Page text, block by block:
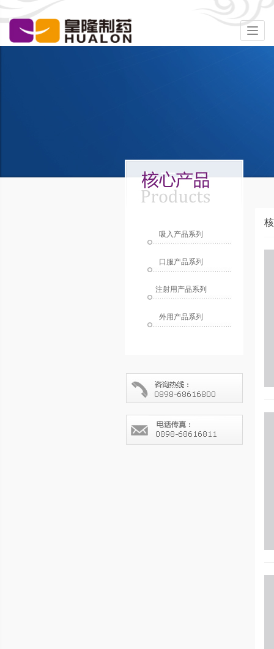
吸入产品系列
口服产品系列
注射用产品系列
外用产品系列